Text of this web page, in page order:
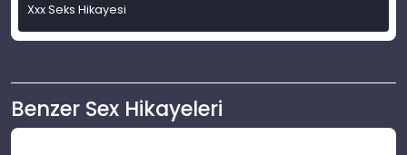
Xxx Seks Hikayesi
Benzer Sex Hikayeleri